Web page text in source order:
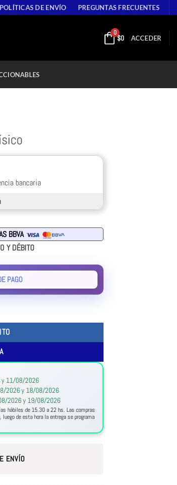
POLÍTICAS DE ENVÍO PREGUNTAS FRECUENTES
0
$0 ACCEDER
bancaria
BBVA
Y DÉBITO
PAGO
y 11/08/2026
2026 y 18/08/2026
2026 y 19/08/2026
hábiles de 15.30 a 22 hs. Las compras
de esta hora la entrega se programa
ENVÍO